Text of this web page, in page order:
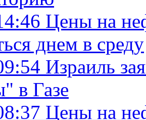
Цены на
днем в среду
Израиль
в Газе
Цены на